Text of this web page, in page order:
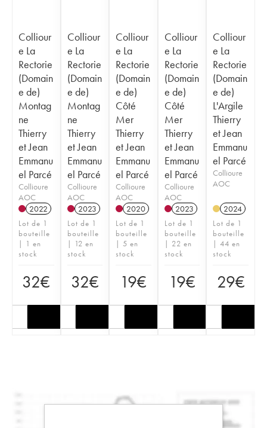
Colliour
e La
Rectorie
(Domain
e de)
Montag
ne
Thierry
et Jean
Emmanu
el Parcé
Collioure
AOC
2022
Lot de 1
bouteille
| 1 en
stock
32€
Colliour
e La
Rectorie
(Domain
e de)
Montag
ne
Thierry
et Jean
Emmanu
el Parcé
Collioure
AOC
2023
Lot de 1
bouteille
| 12 en
stock
32€
Colliour
e La
Rectorie
(Domain
e de)
Côté
Mer
Thierry
et Jean
Emmanu
el Parcé
Collioure
AOC
2020
Lot de 1
bouteille
| 5 en
stock
19€
Colliour
e La
Rectorie
(Domain
e de)
Côté
Mer
Thierry
et Jean
Emmanu
el Parcé
Collioure
AOC
2023
Lot de 1
bouteille
| 22 en
stock
19€
Colliour
e La
Rectorie
(Domain
e de)
L'Argile
Thierry
et Jean
Emmanu
el Parcé
Collioure
AOC
2024
Lot de 1
bouteille
| 44 en
stock
29€